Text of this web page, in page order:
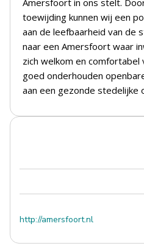
Amersfoort in ons stelt.
toewijding kunnen wij een
aan de leefbaarheid van de
naar een Amersfoort waar
zich welkom en comfortabel
goed onderhouden
aan een gezonde stedelijke
http://amersfoort.nl